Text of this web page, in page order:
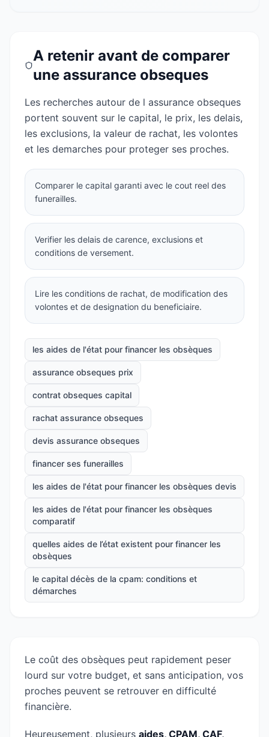
A retenir avant de comparer
une assurance obseques
Les recherches autour de l assurance obseques
portent souvent sur le capital, le prix, les delais,
les exclusions, la valeur de rachat, les volontes
et les demarches pour proteger ses proches.
Comparer le capital garanti avec le cout reel des
funerailles.
Verifier les delais de carence, exclusions et
conditions de versement.
Lire les conditions de rachat, de modification des
volontes et de designation du beneficiaire.
les aides de l'état pour financer les obsèques
assurance obseques prix
contrat obseques capital
rachat assurance obseques
devis assurance obseques
financer ses funerailles
les aides de l'état pour financer les obsèques devis
les aides de l'état pour financer les obsèques
comparatif
quelles aides de l’état existent pour financer les
obsèques
le capital décès de la cpam: conditions et
démarches
Le coût des obsèques peut rapidement peser
lourd sur votre budget, et sans anticipation, vos
proches peuvent se retrouver en difficulté
financière.
Heureusement, plusieurs aides, CPAM, CAF,